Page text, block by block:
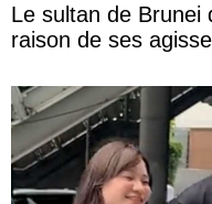
Le sultan de Brunei
raison de ses